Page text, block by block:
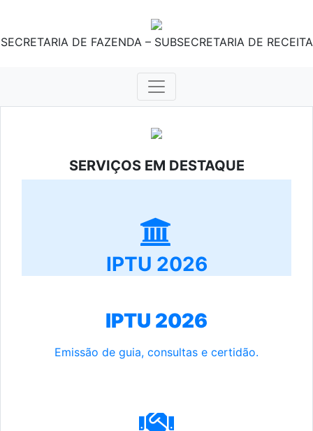
SECRETARIA DE FAZENDA – SUBSECRETARIA DE RECEITA
SERVIÇOS EM DESTAQUE
IPTU 2026
IPTU 2026
Emissão de guia, consultas e certidão.